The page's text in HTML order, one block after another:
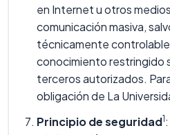
en Internet u otros
comunicación masiva,
técnicamente controlable
conocimiento restringido
terceros autorizados.
obligación de La
Principio de seguridad1